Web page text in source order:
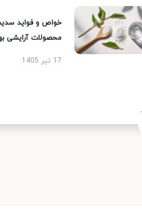
خواص و فواید سدیم
محصولات آرایشی
17 تیر 1405